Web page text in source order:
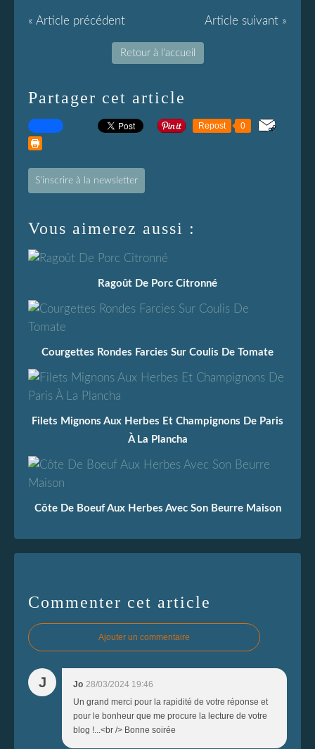
« Article précédent Article suivant »
Retour à l'accueil
Partager cet article
Repost 0
S'inscrire à la newsletter
Vous aimerez aussi :
Ragoût De Porc Citronné
Courgettes Rondes Farcies Sur Coulis De Tomate
Filets Mignons Aux Herbes Et Champignons De Paris
À La Plancha
Côte De Boeuf Aux Herbes Avec Son Beurre Maison
Commenter cet article
Ajouter un commentaire
J Jo 28/03/2024 19:46
Un grand merci pour la rapidité de votre réponse et
pour le bonheur que me procure la lecture de votre
blog !...<br /> Bonne soirée